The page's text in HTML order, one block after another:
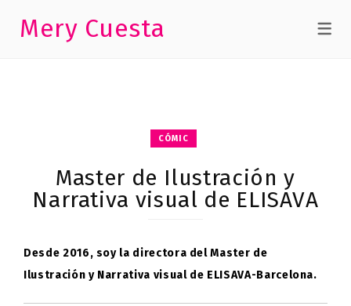
Mery Cuesta
CÓMIC
Master de Ilustración y
Narrativa visual de ELISAVA
Desde 2016, soy la directora del Master de
Ilustración y Narrativa visual de ELISAVA-Barcelona.